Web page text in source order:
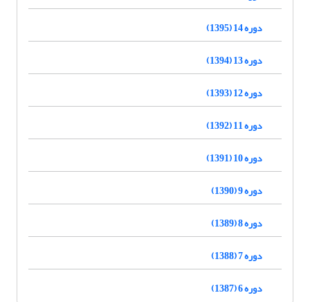
دوره 14 (1395)
دوره 13 (1394)
دوره 12 (1393)
دوره 11 (1392)
دوره 10 (1391)
دوره 9 (1390)
دوره 8 (1389)
دوره 7 (1388)
دوره 6 (1387)